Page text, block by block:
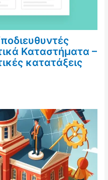
Καταστήματα –
κατατάξεις